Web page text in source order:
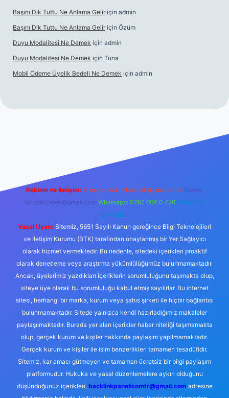
Başını Dik Tuttu Ne Anlama Gelir için admin
Başını Dik Tuttu Ne Anlama Gelir için Özüm
Duyu Modalitesi Ne Demek için admin
Duyu Modalitesi Ne Demek için Tuna
Mobil Ödeme Üyelik Bedeli Ne Demek için admin
Reklam ve İletişim: E-mail: backlinkpaneli@gmail.com Teams:
forumhizmeti@gmail.com Whatsapp: 0262 606 0 726 Telegram:
@karabul
Yasal Uyarı: Sitemiz, 5651 Sayılı Kanun gereğince Bilgi Teknolojileri
ve İletişim Kurumu (BTK) tarafından onaylanmış bir Yer Sağlayıcı
olarak hizmet vermektedir. Bu nedenle, sitedeki içerikleri proaktif
olarak denetleme veya araştırma yükümlülüğümüz bulunmamaktadır.
Ancak, üyelerimiz yazdıkları içeriklerin sorumluluğunu taşımakta olup,
siteye üye olarak bu sorumluluğu kabul etmiş sayılırlar. Bu internet
sitesi, herhangi bir marka, kurum veya şahıs şirketi ile hiçbir bağlantısı
bulunmamaktadır. Sitede yalnızca kendi hazırladığımız makaleler
paylaşılmaktadır. Burada yer alan içerikler haber niteliği taşımamakta
olup, gerçek kurum ve kişiler hakkında paylaşım yapılmamaktadır.
Gerçek kurum ve kişiler ile isim benzerlikleri tamamen tesadüfidir.
Sitemiz, kar amacı gütmeyen ve tamamen ücretsiz bir bilgi paylaşım
platformudur. Hukuka ve yasal düzenlemelere aykırı olduğunu
düşündüğünüz içerikleri, backlinkpanelicomtr@gmail.comadresine